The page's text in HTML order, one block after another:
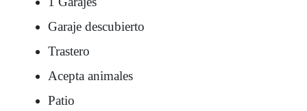
Garaje descubierto
Trastero
Acepta animales
Patio